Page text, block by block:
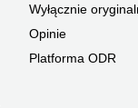
Wyłącznie
Opinie
Platforma ODR